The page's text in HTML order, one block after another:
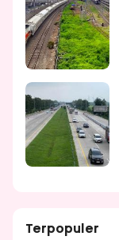
Terpopuler